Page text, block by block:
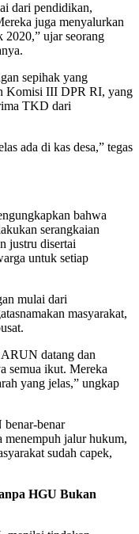
dari pendidikan,
juga menyalurkan
2020,” ujar seorang
sepihak yang
Komisi III DPR RI, yang
TKD dari
ada di kas desa,” tegas
bahwa
serangkaian
justru disertai
untuk setiap
mulai dari
masyarakat,
datang dan
semua ikut. Mereka
yang jelas,” ungkap
benar
menempuh jalur hukum,
sudah capek,
HGU Bukan